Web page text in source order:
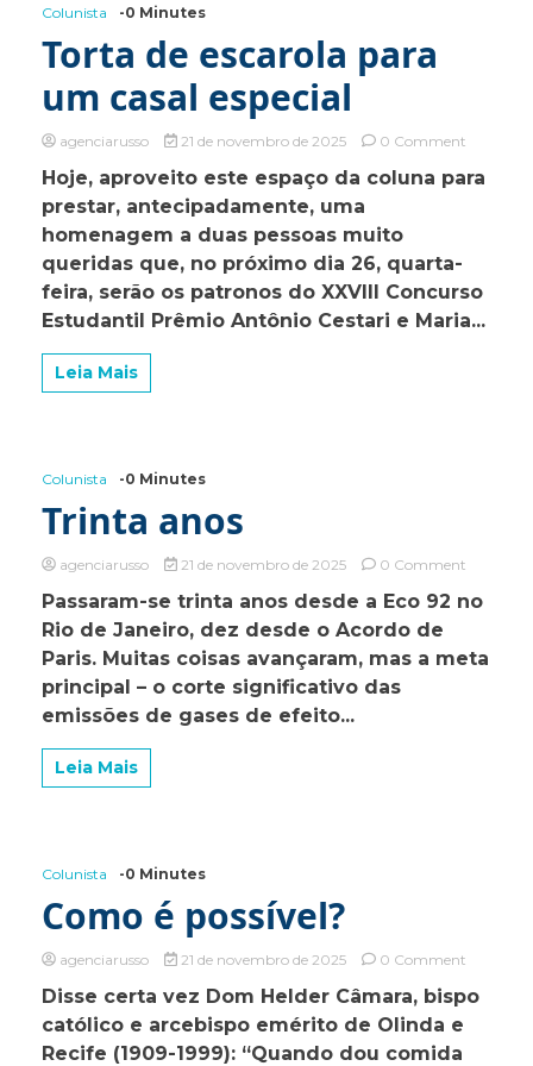
Colunista -0 Minutes
Torta de escarola para
um casal especial
agenciarusso 21 de novembro de 2025 0 Commenton
de
especial
Hoje, aproveito este espaço da coluna para
prestar, antecipadamente, uma
homenagem a duas pessoas muito
queridas que, no próximo dia 26, quarta-
feira, serão os patronos do XXVIII Concurso
Estudantil Prêmio Antônio Cestari e Maria...
Leia Mais
Colunista -0 Minutes
Trinta anos
agenciarusso 21 de novembro de 2025 0 Commenton
anos
Passaram-se trinta anos desde a Eco 92 no
Rio de Janeiro, dez desde o Acordo de
Paris. Muitas coisas avançaram, mas a meta
principal – o corte significativo das
emissões de gases de efeito...
Leia Mais
Colunista -0 Minutes
Como é possível?
agenciarusso 21 de novembro de 2025 0 Commenton
é
Disse certa vez Dom Helder Câmara, bispo
católico e arcebispo emérito de Olinda e
Recife (1909-1999): “Quando dou comida